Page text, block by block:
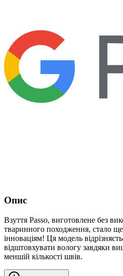
Опис
Взуття Passo, виготовлене без
тваринного походження, стало
інноваціям! Ця модель
відштовхувати вологу завдяки
меншій кількості швів.